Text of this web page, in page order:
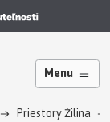
Menu
Priestory Žilina